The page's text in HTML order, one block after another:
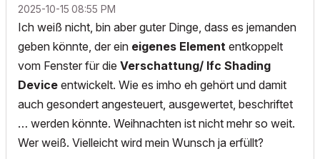
‎2025-10-15 08:55 PM
Ich weiß nicht, bin aber guter Dinge, dass es jemanden
geben könnte, der ein eigenes Element entkoppelt
vom Fenster für die Verschattung/ Ifc Shading
Device entwickelt. Wie es imho eh gehört und damit
auch gesondert angesteuert, ausgewertet, beschriftet
… werden könnte. Weihnachten ist nicht mehr so weit.
Wer weiß. Vielleicht wird mein Wunsch ja erfüllt?